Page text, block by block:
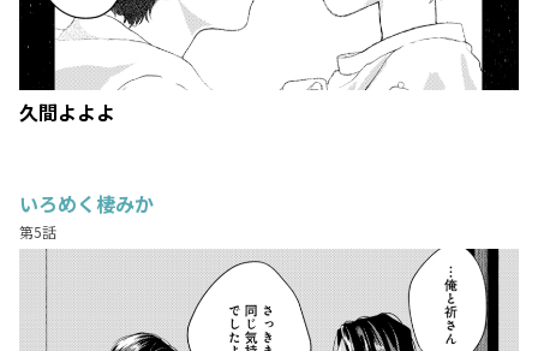
久間よよよ
いろめく棲みか
第5話